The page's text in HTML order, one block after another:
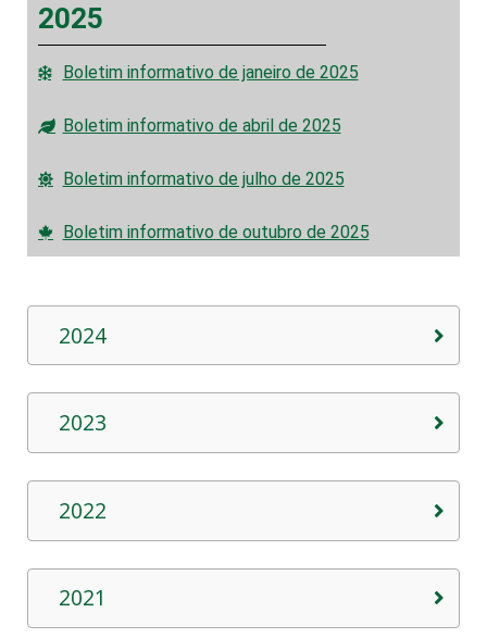
2025
Boletim informativo de janeiro de 2025
Boletim informativo de abril de 2025
Boletim informativo de julho de 2025
Boletim informativo de outubro de 2025
2024
2023
2022
2021